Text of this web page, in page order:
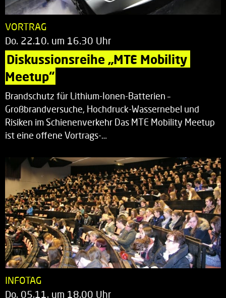
VORTRAG
Do. 22.10. um 16.30 Uhr
Diskussionsreihe „MTE Mobility
Meetup“
Brandschutz für Lithium-Ionen-Batterien –
Großbrandversuche, Hochdruck-Wassernebel und
Risiken im Schienenverkehr Das MTE Mobility Meetup
ist eine offene Vortrags-…
INFOTAG
Do. 05.11. um 18.00 Uhr